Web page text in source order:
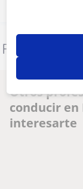
Otros
conducir
interesarte